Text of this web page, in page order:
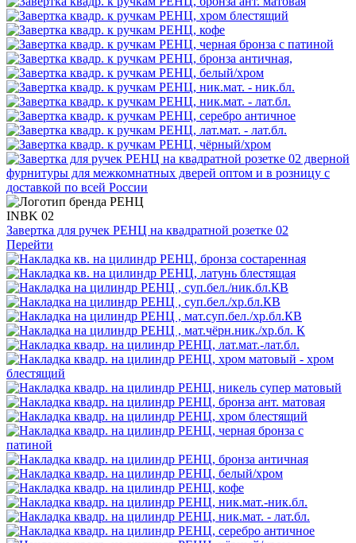
INBK 02
Завертка для ручек РЕНЦ на квадратной розетке 02
Перейти